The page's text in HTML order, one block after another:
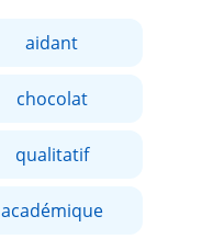
aidant
chocolat
qualitatif
académique